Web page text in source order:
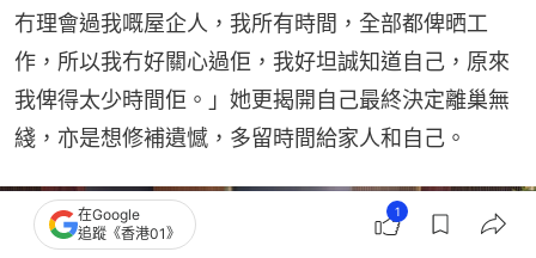
冇理會過我嘅屋企人，我所有時間，全部都俾晒工
作，所以我冇好關心過佢，我好坦誠知道自己，原來
我俾得太少時間佢。」她更揭開自己最終決定離巢無
綫，亦是想修補遺憾，多留時間給家人和自己。
在Google
追蹤《香港01》
1